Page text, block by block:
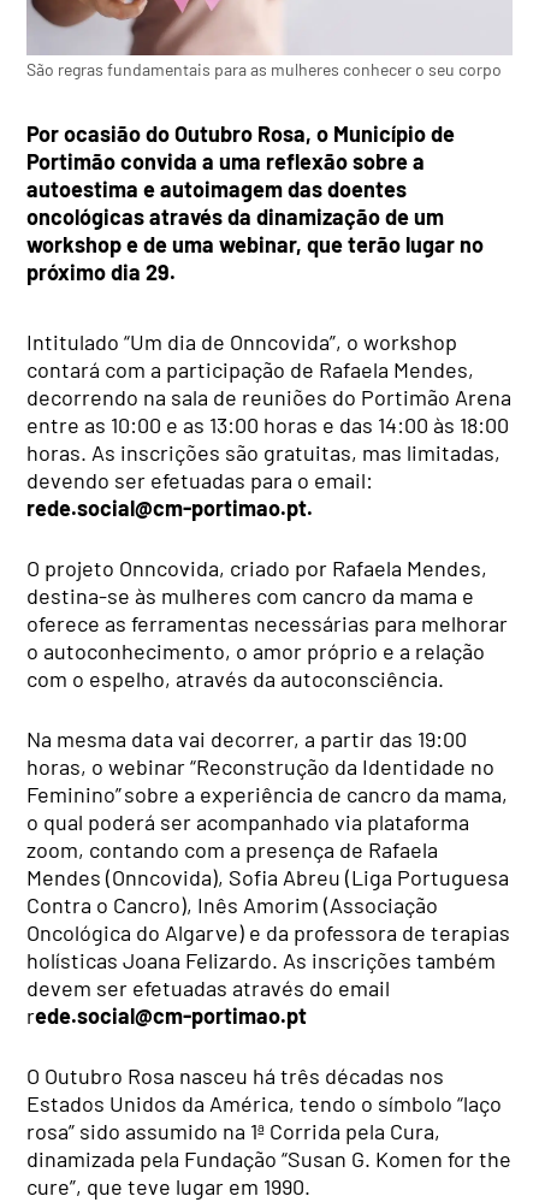
São regras fundamentais para as mulheres conhecer o seu corpo
Por ocasião do Outubro Rosa, o Município de
Portimão convida a uma reflexão sobre a
autoestima e autoimagem das doentes
oncológicas através da dinamização de um
workshop e de uma webinar, que terão lugar no
próximo dia 29.
Intitulado “Um dia de Onncovida”, o workshop
contará com a participação de Rafaela Mendes,
decorrendo na sala de reuniões do Portimão Arena
entre as 10:00 e as 13:00 horas e das 14:00 às 18:00
horas. As inscrições são gratuitas, mas limitadas,
devendo ser efetuadas para o email:
rede.social@cm-portimao.pt.
O projeto Onncovida, criado por Rafaela Mendes,
destina-se às mulheres com cancro da mama e
oferece as ferramentas necessárias para melhorar
o autoconhecimento, o amor próprio e a relação
com o espelho, através da autoconsciência.
Na mesma data vai decorrer, a partir das 19:00
horas, o webinar “Reconstrução da Identidade no
Feminino” sobre a experiência de cancro da mama,
o qual poderá ser acompanhado via plataforma
zoom, contando com a presença de Rafaela
Mendes (Onncovida), Sofia Abreu (Liga Portuguesa
Contra o Cancro), Inês Amorim (Associação
Oncológica do Algarve) e da professora de terapias
holísticas Joana Felizardo. As inscrições também
devem ser efetuadas através do email
rede.social@cm-portimao.pt
O Outubro Rosa nasceu há três décadas nos
Estados Unidos da América, tendo o símbolo “laço
rosa” sido assumido na 1ª Corrida pela Cura,
dinamizada pela Fundação “Susan G. Komen for the
cure”, que teve lugar em 1990.